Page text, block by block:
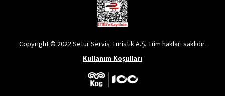
Copyright © 2022 Setur Servis Turistik A.Ş. Tüm hakları saklıdır.
Kullanım Koşulları